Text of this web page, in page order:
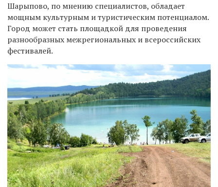
Шарыпово, по мнению специалистов, обладает
мощным культурным и туристическим потенциалом.
Город может стать площадкой для проведения
разнообразных межрегиональных и всероссийских
фестивалей.